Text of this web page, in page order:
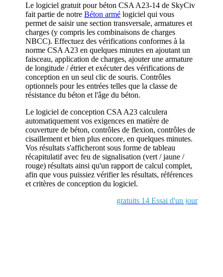
Le logiciel gratuit pour béton CSA A23-14 de SkyCiv
fait partie de notreBéton armé logiciel qui vous
permet de saisir une section transversale, armatures et
charges (y compris les combinaisons de charges
NBCC). Effectuez des vérifications conformes à la
norme CSA A23 en quelques minutes en ajoutant un
faisceau, application de charges, ajouter une armature
de longitude / étrier et exécuter des vérifications de
conception en un seul clic de souris. Contrôles
optionnels pour les entrées telles que la classe de
résistance du béton et l'âge du béton.
Le logiciel de conception CSA A23 calculera
automatiquement vos exigences en matière de
couverture de béton, contrôles de flexion, contrôles de
cisaillement et bien plus encore, en quelques minutes.
Vos résultats s'afficheront sous forme de tableau
récapitulatif avec feu de signalisation (vert / jaune /
rouge) résultats ainsi qu'un rapport de calcul complet,
afin que vous puissiez vérifier les résultats, références
et critères de conception du logiciel.
gratuits 14 Essai d'un jour